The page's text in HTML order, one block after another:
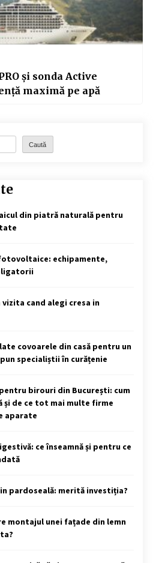
și sonda Active
maximă pe apă
Caută
din piatră naturală pentru
echipamente,
cand alegi cresa in
covoarele din casă pentru un
specialiștii în curățenie
birouri din București: cum
și de ce tot mai multe firme
aparate
ce înseamnă și pentru ce
pardoseală: merită investiția?
montajul unei fațade din lemn